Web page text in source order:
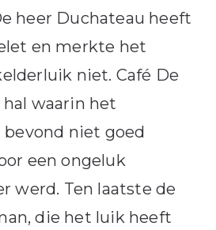
heer Duchateau heeft
en merkte het
niet. Café De
waarin het
niet goed
een ongeluk
werd. Ten laatste de
die het luik heeft